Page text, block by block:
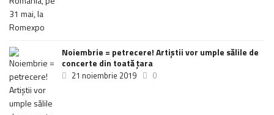
Noiembrie = petrecere! Artiștii vor umple sălile de
concerte din toată țara
21 noiembrie 2019 0